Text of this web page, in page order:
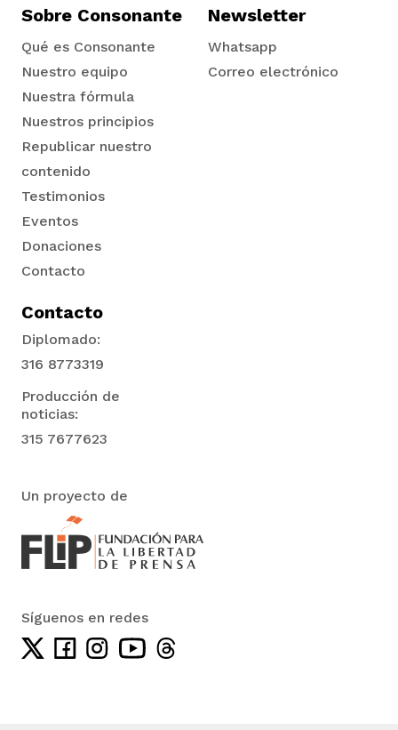
Sobre Consonante
Qué es Consonante
Nuestro equipo
Nuestra fórmula
Nuestros principios
Republicar nuestro
contenido
Testimonios
Eventos
Donaciones
Contacto
Newsletter
Whatsapp
Correo electrónico
Contacto
Diplomado:
316 8773319
Producción de
noticias:
315 7677623
Un proyecto de
Síguenos en redes